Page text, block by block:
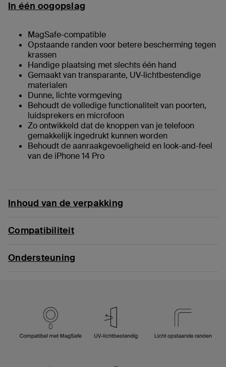
In één oogopslag
MagSafe-compatible
Opstaande randen voor betere bescherming tegen
krassen
Handige plaatsing met slechts één hand
‌Gemaakt van transparante, UV-lichtbestendige
materialen
‌Dunne, lichte vormgeving
Behoudt de volledige functionaliteit van poorten,
luidsprekers en microfoon
Zo ontwikkeld dat de knoppen van je telefoon
gemakkelijk ingedrukt kunnen worden
Behoudt de aanraakgevoeligheid en look-and-feel
van de iPhone 14 Pro
Inhoud van de verpakking
Compatibiliteit
Ondersteuning